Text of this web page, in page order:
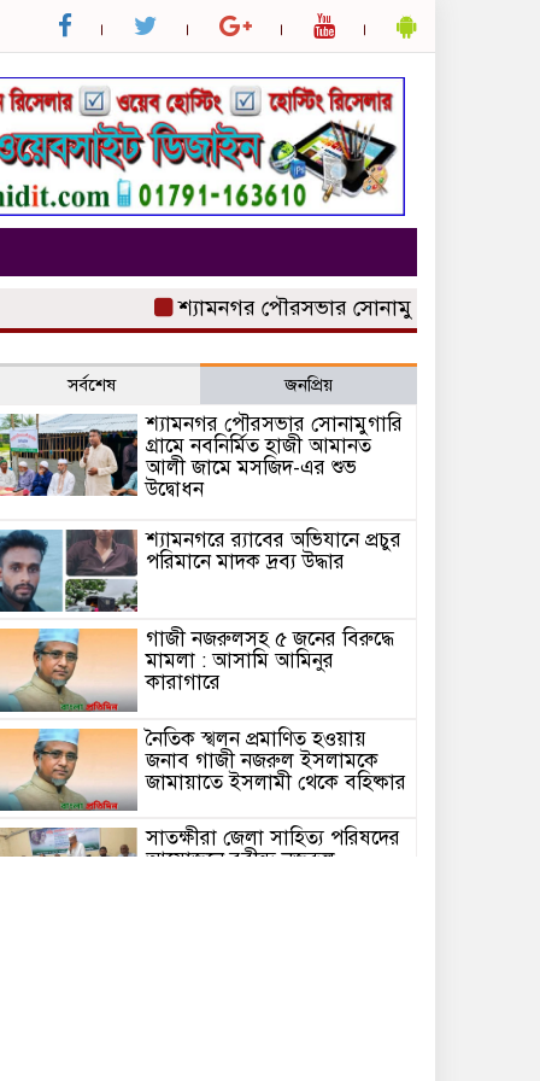
শ্যামনগর পৌরসভার সোনামুগারি গ্রামে
সর্বশেষ জনপ্রিয়
শ্যামনগর পৌরসভার সোনামুগারি
গ্রামে নবনির্মিত হাজী আমানত
আলী জামে মসজিদ-এর শুভ
উদ্বোধন
শ্যামনগরে র‍্যাবের অভিযানে প্রচুর
পরিমানে মাদক দ্রব্য উদ্ধার
গাজী নজরুলসহ ৫ জনের বিরুদ্ধে
মামলা : আসামি আমিনুর
কারাগারে
নৈতিক স্খলন প্রমাণিত হওয়ায়
জনাব গাজী নজরুল ইসলামকে
জামায়াতে ইসলামী থেকে বহিষ্কার
সাতক্ষীরা জেলা সাহিত্য পরিষদের
আয়োজনে রবীন্দ্র-নজরুল